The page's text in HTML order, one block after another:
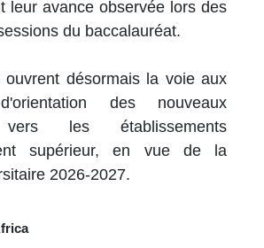
leur avance observée lors des
du baccalauréat.
ouvrent désormais la voie aux
des nouveaux
vers les établissements
supérieur, en vue de la
2026-2027.